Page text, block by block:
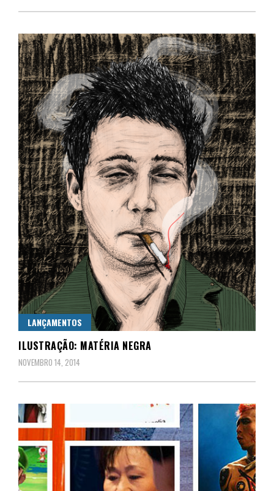
LANÇAMENTOS
ILUSTRAÇÃO: MATÉRIA NEGRA
NOVEMBRO 14, 2014